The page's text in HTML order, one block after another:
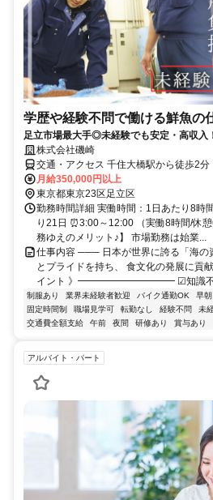
学歴や経験不問で働ける鮮魚の
足立市場最大手◎未経験でも安定・高収入
株式会社磯崎
交通・アクセス 千住大橋駅から徒歩2分
月給350,000円以上
東京都東京23区足立区
勤務時間詳細 実働時間：1日あたり8時
り21日 ⏰3:00～12:00 （実働8時間/休
務ゆえのメリット♪】 市場勤務は始業...
仕事内容 ─── 日本が世界に誇る「海の
とプライドを持ち、 食文化の発展に貢
イント 》━━━━━━━━━━ ☑知識不問
制服あり 業界未経験者歓迎 バイク通勤OK 早朝
固定時間制
職場見学可 転勤なし 経験不問 未
交通費全額支給
午前 夜間 研修あり 賞与あり
アルバイト・パート